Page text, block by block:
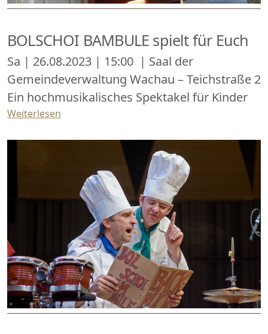
BOLSCHOI BAMBULE spielt für Euch
Sa | 26.08.2023 | 15:00 | Saal der
Gemeindeverwaltung Wachau – Teichstraße 2
Ein hochmusikalisches Spektakel für Kinder
Weiterlesen